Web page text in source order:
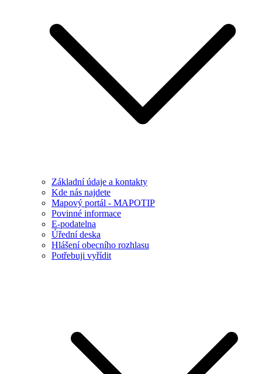
Základní údaje a kontakty
Kde nás najdete
Mapový portál - MAPOTIP
Povinné informace
E-podatelna
Úřední deska
Hlášení obecního rozhlasu
Potřebuji vyřídit